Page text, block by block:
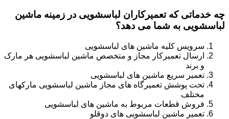
چه خدماتی که تعمیرکاران لباسشویی در زمینه ماشین
لباسشویی به شما می دهد؟
سرویس کلیه ماشین های لباسشویی
ارسال تعمیرکار مجاز و متخصص ماشین لباسشویی هر مارک
و برند
تعمیر سریع ماشین های لباسشویی
تحت پوشش تعمیرگاه های مجاز ماشین لباسشویی مارکهای
مختلف
فروش قطعات مربوط به ماشین های لباسشویی
تعمیر ماشین لباسشویی های دوقلو